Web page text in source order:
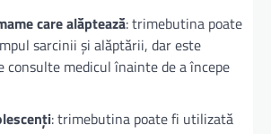
care alăptează: trimebutina poate
sarcinii și alăptării, dar este
consulte medicul înainte de a începe
: trimebutina poate fi utilizată